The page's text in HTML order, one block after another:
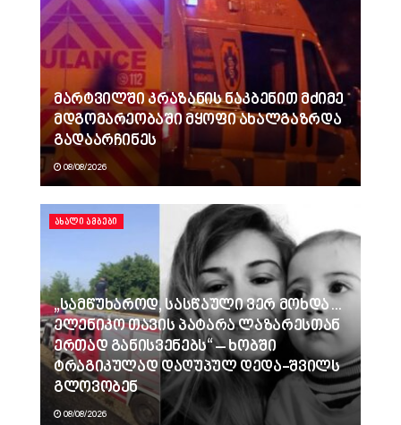
მარტვილში კრაზანის ნაკბენით მძიმე
მდგომარეობაში მყოფი ახალგაზრდა
გადაარჩინეს
08/08/2026
ᲐᲮᲐᲚᲘ ᲐᲛᲑᲔᲑᲘ
„სამწუხაროდ, სასწაული ვერ მოხდა…
ელენიკო თავის პატარა ლაზარესთან
ერთად განისვენებს“ – ხობში
ტრაგიკულად დაღუპულ დედა-შვილს
გლოვობენ
08/08/2026